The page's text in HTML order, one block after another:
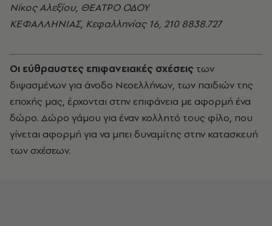
Νίκος Αλεξίου, ΘΕΑΤΡΟ ΟΔΟΥ
ΚΕΦΑΛΛΗΝΙΑΣ, Κεφαλληνίας 16, 210 8838.727
Οι εύθραυστες επιφανειακές σχέσεις των
διψασμένων για άνοδο Νεοελλήνων, των παιδιών της
εποχής μας, έρχονται στην επιφάνεια με αφορμή ένα
δώρο. Δώρο γάμου για έναν κολλητό τους φίλο, που
γίνεται αφορμή για να μπει δυναμίτης στην κατασκευή
των σχέσεων.